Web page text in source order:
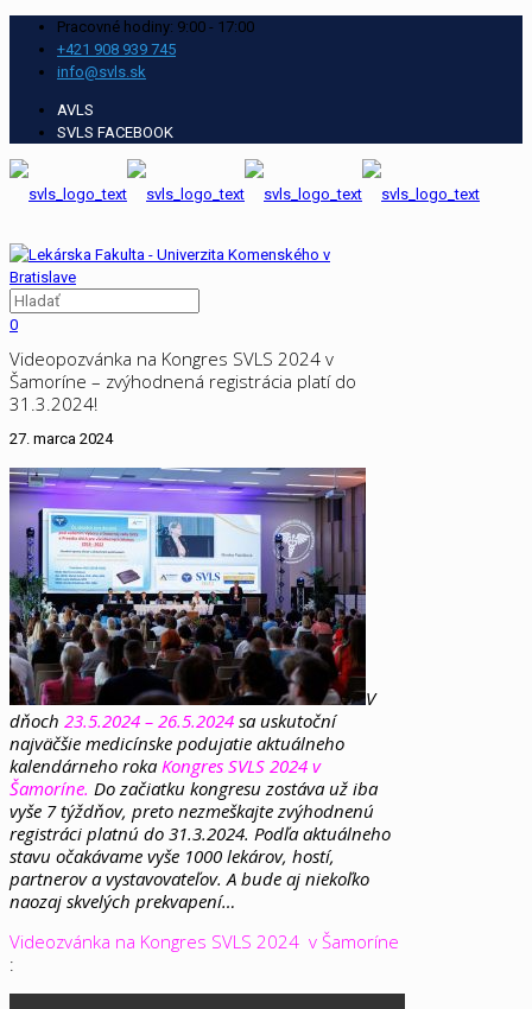
Pracovné hodiny: 9:00 - 17:00
+421 908 939 745
info@svls.sk
AVLS
SVLS FACEBOOK
0
Videopozvánka na Kongres SVLS 2024 v
Šamoríne – zvýhodnená registrácia platí do
31.3.2024!
27. marca 2024
V
dňoch 23.5.2024 – 26.5.2024 sa uskutoční
najväčšie medicínske podujatie aktuálneho
kalendárneho roka Kongres SVLS 2024 v
Šamoríne. Do začiatku kongresu zostáva už iba
vyše 7 týždňov, preto nezmeškajte zvýhodnenú
registráci platnú do 31.3.2024. Podľa aktuálneho
stavu očakávame vyše 1000 lekárov, hostí,
partnerov a vystavovateľov. A bude aj niekoľko
naozaj skvelých prekvapení…
Videozvánka na Kongres SVLS 2024 v Šamoríne
: